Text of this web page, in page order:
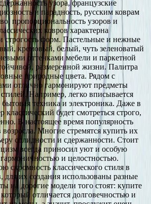
узора, французские
и парадность, русским коврам
пропорциональность узоров и
ковров характерна
строгость форм. Пастельные и нежные
кремовый, белый, чуть зеленоватый
оттенками мебели и паркетной
размеренной жизни. Палитра
природные цвета. Рядом с
отлично гармонируют предметы
Например, легко вписывается
техника и электроника. Даже в
классический будет смотреться строго,
В настоящее время популярность
возросла. Многие стремятся купить их
солидности и сдержанности. Стоит
всегда приносил уют и особую
и целостностью.
скромность классического стиля в
для их создания использованы разные
на дорогие модели того стоят: купите
отличается долговечностью и